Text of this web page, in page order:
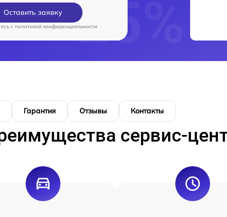
Оставить заявку
c политикой конфиденциальности
Гарантия Отзывы Контакты
сервис-